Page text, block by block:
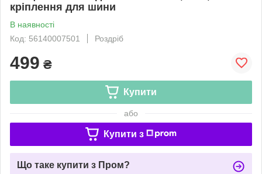
кріплення для шини
В наявності
Код: 56140007501
Роздріб
499 ₴
Купити
або
Купити з
Що таке купити з Пром?